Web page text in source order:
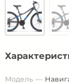
Модель